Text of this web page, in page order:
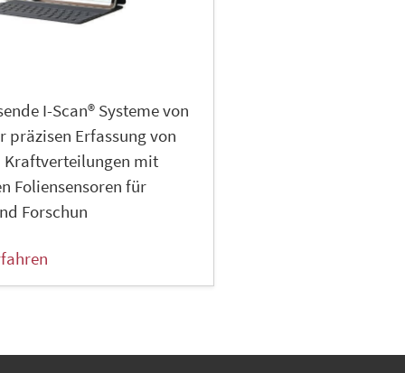
I-Scan® Systeme von
präzisen Erfassung von
Kraftverteilungen mit
Foliensensoren für
Forschun